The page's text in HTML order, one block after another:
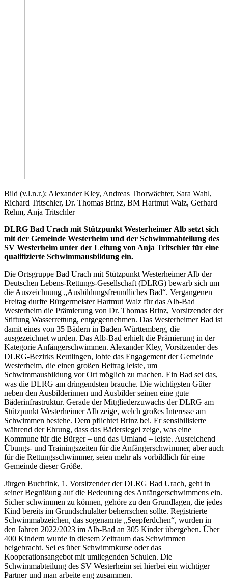
Bild (v.l.n.r.): Alexander Kley, Andreas Thorwächter, Sara Wahl,
Richard Tritschler, Dr. Thomas Brinz, BM Hartmut Walz, Gerhard
Rehm, Anja Tritschler
DLRG Bad Urach mit Stützpunkt Westerheimer Alb setzt sich
mit der Gemeinde Westerheim und der Schwimmabteilung des
SV Westerheim unter der Leitung von Anja Tritschler für eine
qualifizierte Schwimmausbildung ein.
Die Ortsgruppe Bad Urach mit Stützpunkt Westerheimer Alb der
Deutschen Lebens-Rettungs-Gesellschaft (DLRG) bewarb sich um
die Auszeichnung „Ausbildungsfreundliches Bad“. Vergangenen
Freitag durfte Bürgermeister Hartmut Walz für das Alb-Bad
Westerheim die Prämierung von Dr. Thomas Brinz, Vorsitzender der
Stiftung Wasserrettung, entgegennehmen. Das Westerheimer Bad ist
damit eines von 35 Bädern in Baden-Württemberg, die
ausgezeichnet wurden. Das Alb-Bad erhielt die Prämierung in der
Kategorie Anfängerschwimmen. Alexander Kley, Vorsitzender des
DLRG-Bezirks Reutlingen, lobte das Engagement der Gemeinde
Westerheim, die einen großen Beitrag leiste, um
Schwimmausbildung vor Ort möglich zu machen. Ein Bad sei das,
was die DLRG am dringendsten brauche. Die wichtigsten Güter
neben den Ausbilderinnen und Ausbilder seinen eine gute
Bäderinfrastruktur. Gerade der Mitgliederzuwachs der DLRG am
Stützpunkt Westerheimer Alb zeige, welch großes Interesse am
Schwimmen bestehe. Dem pflichtet Brinz bei. Er sensibilisierte
während der Ehrung, dass das Bädersiegel zeige, was eine
Kommune für die Bürger – und das Umland – leiste. Ausreichend
Übungs- und Trainingszeiten für die Anfängerschwimmer, aber auch
für die Rettungsschwimmer, seien mehr als vorbildlich für eine
Gemeinde dieser Größe.
Jürgen Buchfink, 1. Vorsitzender der DLRG Bad Urach, geht in
seiner Begrüßung auf die Bedeutung des Anfängerschwimmens ein.
Sicher schwimmen zu können, gehöre zu den Grundlagen, die jedes
Kind bereits im Grundschulalter beherrschen sollte. Registrierte
Schwimmabzeichen, das sogenannte „Seepferdchen“, wurden in
den Jahren 2022/2023 im Alb-Bad an 305 Kinder übergeben. Über
400 Kindern wurde in diesem Zeitraum das Schwimmen
beigebracht. Sei es über Schwimmkurse oder das
Kooperationsangebot mit umliegenden Schulen. Die
Schwimmabteilung des SV Westerheim sei hierbei ein wichtiger
Partner und man arbeite eng zusammen.